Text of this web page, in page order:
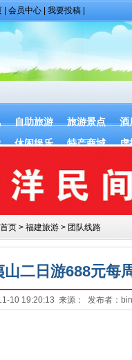
会员中心 我要投稿
自助旅游 旅游景点
酒
休闲娱乐 特产商城 虚
首页 > 福建旅游 > 团队线路
山二日游688元每
10 19:20:13 来源： 发布者：